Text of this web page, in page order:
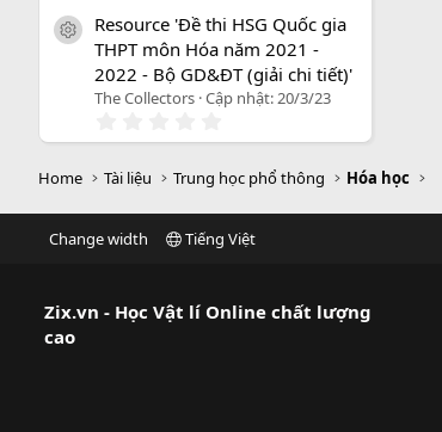
0
0
s
a
o
icon tài liệu
Resource 'Đề thi HSG Quốc gia
THPT môn Hóa năm 2021 -
2022 - Bộ GD&ĐT (giải chi tiết)'
The Collectors Cập nhật:20/3/23
.
0
s
a
Home Tài liệu Trung học phổ thông Hóa học
Change width Tiếng Việt
Zix.vn - Học Vật lí Online chất lượng
cao